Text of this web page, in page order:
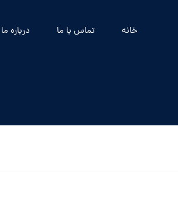
خانه تماس با ما درباره ما